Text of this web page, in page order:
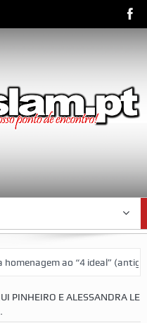
ideal” (antigos atletas
PINHEIRO E ALESSANDRA LE